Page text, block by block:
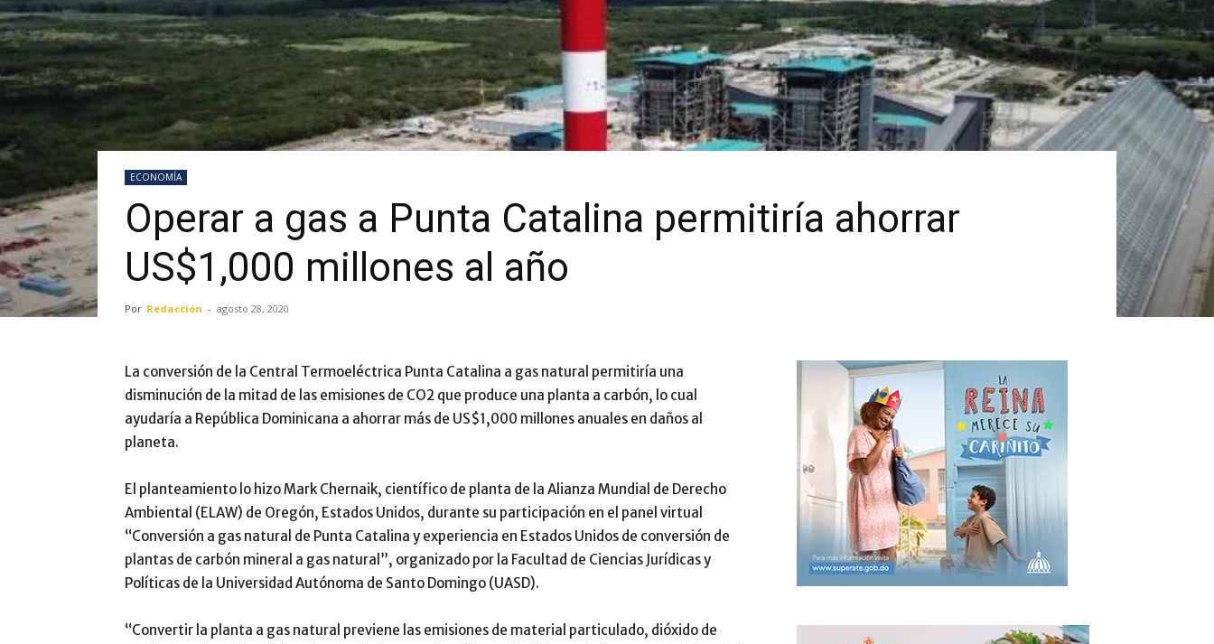
ECONOMÍA
Operar a gas a Punta Catalina permitiría ahorrar
US$1,000 millones al año
Por Redacción - agosto 28, 2020
La conversión de la Central Termoeléctrica Punta Catalina a gas natural permitiría una
disminución de la mitad de las emisiones de CO2 que produce una planta a carbón, lo cual
ayudaría a República Dominicana a ahorrar más de US$1,000 millones anuales en daños al
planeta.
El planteamiento lo hizo Mark Chernaik, científico de planta de la Alianza Mundial de Derecho
Ambiental (ELAW) de Oregón, Estados Unidos, durante su participación en el panel virtual
“Conversión a gas natural de Punta Catalina y experiencia en Estados Unidos de conversión de
plantas de carbón mineral a gas natural”, organizado por la Facultad de Ciencias Jurídicas y
Políticas de la Universidad Autónoma de Santo Domingo (UASD).
“Convertir la planta a gas natural previene las emisiones de material particulado, dióxido de